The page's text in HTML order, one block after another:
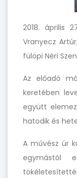
2018. április
Vranyecz
fülöpi Néri
Az előadó
keretében
együtt
hatodik és
A művész úr
egymástól